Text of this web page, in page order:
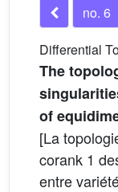
no. 6
Differential
The
of
[La
corank 1
entre